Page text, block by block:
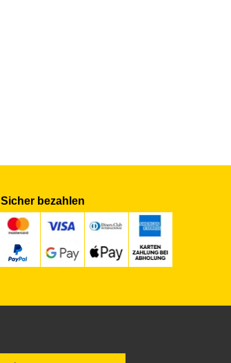
Sicher bezahlen